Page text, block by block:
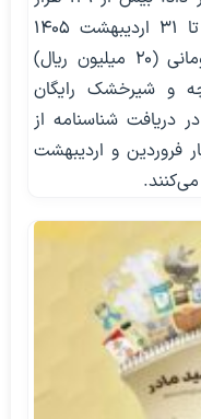
کودک متولد شده از اول فروردین تا ۳۱ اردیبهشت ۱۴۰۵
مشمول دریافت اعتبار ۲ میلیون تومانی (۲۰ میلیون ریال)
و شیرخشک رایگان
دریافت شناسنامه از
فروردین و اردیبهشت